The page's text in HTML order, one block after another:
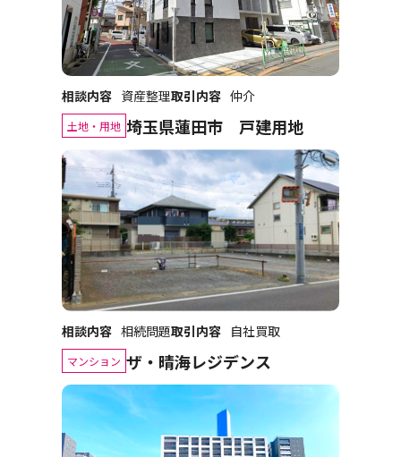
相談内容 資産整理取引内容 仲介
土地・用地 埼玉県蓮田市 戸建用地
相談内容 相続問題取引内容 自社買取
マンション ザ・晴海レジデンス